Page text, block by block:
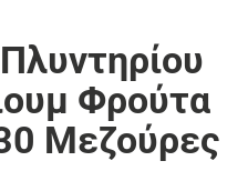
Φρούτα
Μεζούρες